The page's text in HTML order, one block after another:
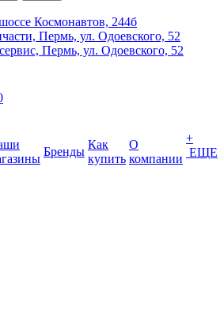
Космонавтов, 244б
Пермь, ул. Одоевского, 52
Пермь, ул. Одоевского, 52
Бренды
Как
купить
О
компании
+
ЕЩЕ